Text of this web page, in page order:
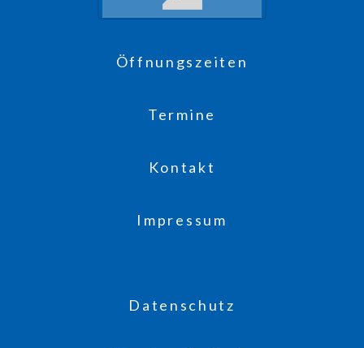
Öffnungszeiten
Termine
Kontakt
Impressum
Datenschutz